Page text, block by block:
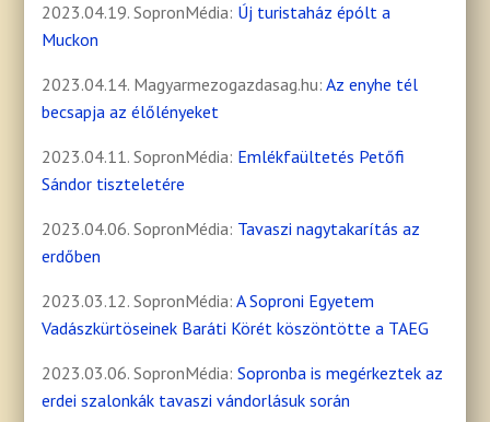
2023.04.19. SopronMédia: Új turistaház épólt a
Muckon
2023.04.14. Magyarmezogazdasag.hu:Az enyhe tél
becsapja az élőlényeket
2023.04.11. SopronMédia: Emlékfaültetés Petőfi
Sándor tiszteletére
2023.04.06. SopronMédia: Tavaszi nagytakarítás az
erdőben
2023.03.12. SopronMédia:A Soproni Egyetem
Vadászkürtöseinek Baráti Körét köszöntötte a TAEG
2023.03.06. SopronMédia:Sopronba is megérkeztek az
erdei szalonkák tavaszi vándorlásuk során